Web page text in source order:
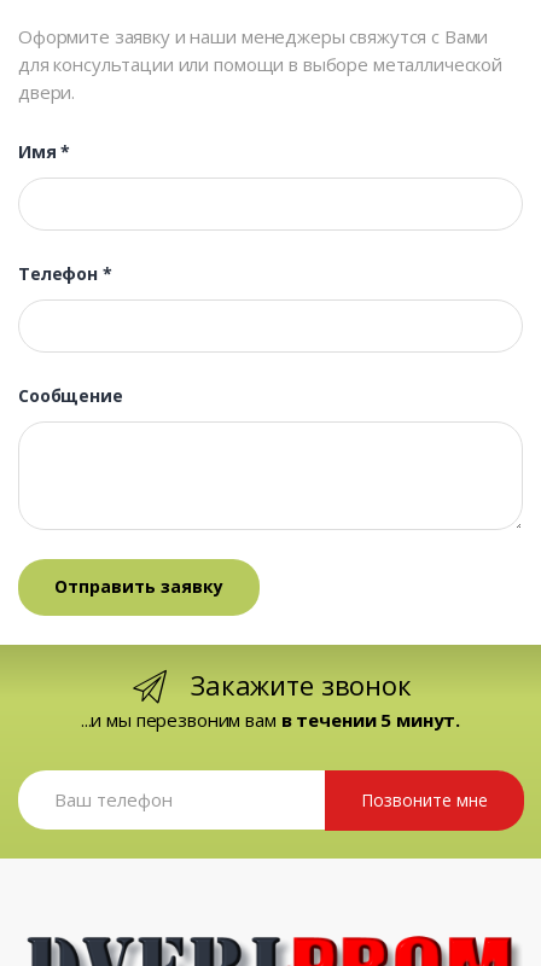
Оформите заявку и наши менеджеры свяжутся с Вами
для консультации или помощи в выборе металлической
двери.
Имя*
Телефон *
Сообщение
Закажите звонок
...и мы перезвоним вам в течении 5 минут.
Позвоните мне